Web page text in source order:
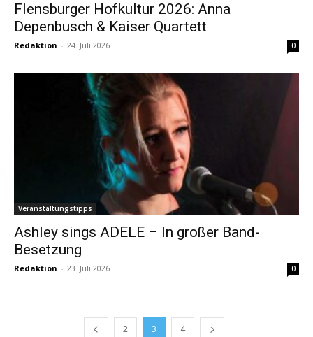
Flensburger Hofkultur 2026: Anna
Depenbusch & Kaiser Quartett
Redaktion - 24. Juli 2026 0
Veranstaltungstipps
Ashley sings ADELE – In großer Band-
Besetzung
Redaktion - 23. Juli 2026 0
2 3 4